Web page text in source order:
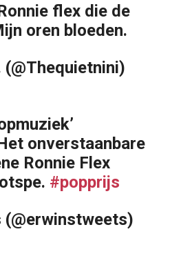
flex die de
oren bloeden.
onverstaanbare
Ronnie Flex
#popprijs